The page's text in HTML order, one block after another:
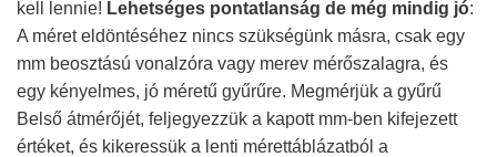
kell lennie! Lehetséges pontatlanság de még mindig jó:
A méret eldöntéséhez nincs szükségünk másra, csak egy
mm beosztású vonalzóra vagy merev mérőszalagra, és
egy kényelmes, jó méretű gyűrűre. Megmérjük a gyűrű
Belső átmérőjét, feljegyezzük a kapott mm-ben kifejezett
értéket, és kikeressük a lenti mérettáblázatból a